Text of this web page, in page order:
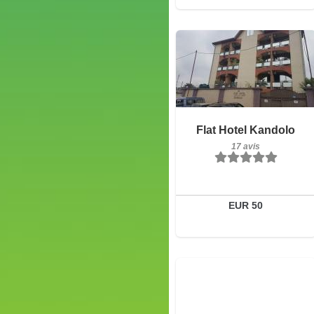
Flat Hotel Kandolo
17 avis
EUR 50
17 avis
Détails
Réserver